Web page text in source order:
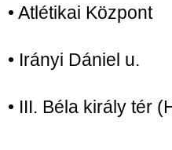
• Atlétikai Központ
• Irányi Dániel u.
• III. Béla király tér